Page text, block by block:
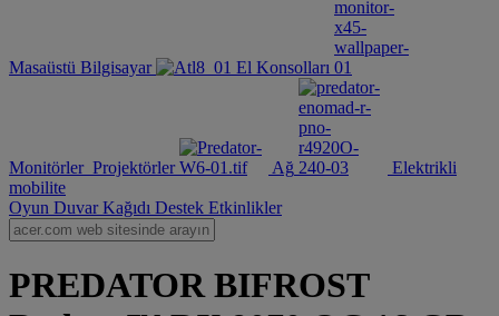
Masaüstü Bilgisayar El Konsolları
Monitörler Projektörler Ağ
Elektrikli
mobilite
Oyun Duvar Kağıdı Destek Etkinlikler
PREDATOR BIFROST